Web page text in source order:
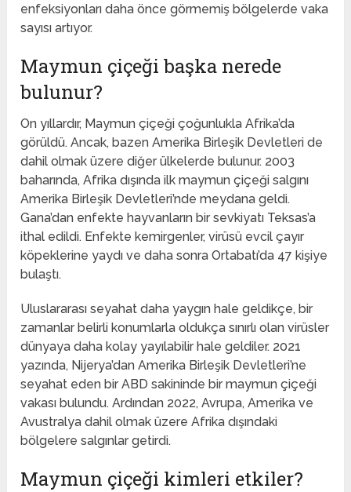
enfeksiyonları daha önce görmemiş bölgelerde vaka
sayısı artıyor.
Maymun çiçeği başka nerede
bulunur?
On yıllardır, Maymun çiçeği çoğunlukla Afrika’da
görüldü. Ancak, bazen Amerika Birleşik Devletleri de
dahil olmak üzere diğer ülkelerde bulunur. 2003
baharında, Afrika dışında ilk maymun çiçeği salgını
Amerika Birleşik Devletleri’nde meydana geldi.
Gana’dan enfekte hayvanların bir sevkiyatı Teksas’a
ithal edildi. Enfekte kemirgenler, virüsü evcil çayır
köpeklerine yaydı ve daha sonra Ortabatı’da 47 kişiye
bulaştı.
Uluslararası seyahat daha yaygın hale geldikçe, bir
zamanlar belirli konumlarla oldukça sınırlı olan virüsler
dünyaya daha kolay yayılabilir hale geldiler. 2021
yazında, Nijerya’dan Amerika Birleşik Devletleri’ne
seyahat eden bir ABD sakininde bir maymun çiçeği
vakası bulundu. Ardından 2022, Avrupa, Amerika ve
Avustralya dahil olmak üzere Afrika dışındaki
bölgelere salgınlar getirdi.
Maymun çiçeği kimleri etkiler?